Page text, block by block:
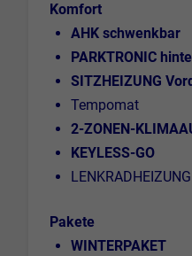
Komfort
AHK schwenkbar
PARKTRONIC
SITZHEIZUNG
Tempomat
2-ZONEN-
KEYLESS-GO
LENKRADHEIZUNG
Pakete
WINTERPAKET